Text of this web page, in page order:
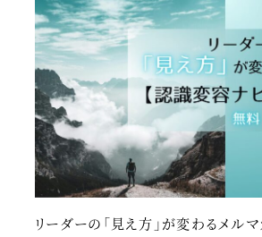
リーダーの「見え方」が変わるメル